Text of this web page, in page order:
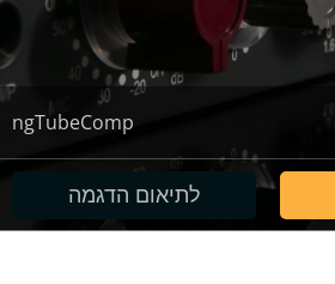
ngTubeComp
לתיאום הדגמה